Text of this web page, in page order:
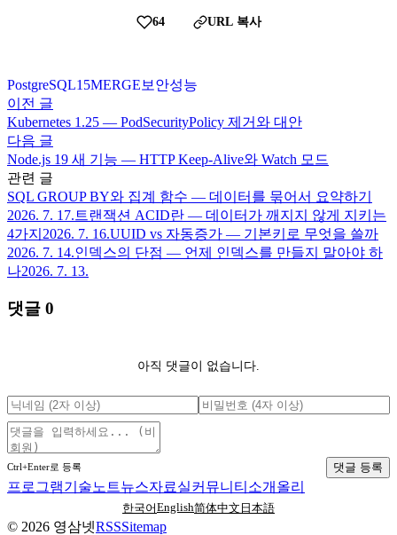
64 URL 복사
PostgreSQL15MERGE 보안성능
이전 글
Kubernetes 1.25 — PodSecurityPolicy 제거와 대안
다음 글
Node.js 19 새 기능 — HTTP Keep-Alive와 Watch 모드
관련 글
SQL GROUP BY와 집계 함수 — 데이터를 묶어서 요약하기
2026. 7. 17. 트랜잭션 ACID란 — 데이터가 깨지지 않게 지키는
4가지 2026. 7. 16.UUID vs 자동증가 — 기본키로 무엇을 쓸까
2026. 7. 14.인덱스의 단점 — 언제 인덱스를 만들지 말아야 하
나2026. 7. 13.
댓글 0
아직 댓글이 없습니다.
Ctrl+Enter로 등록 댓글 등록
프로그램기술노트뉴스자료실커뮤니티 소개 올리
한국어English简体中文 日本語
© 2026 영삼넷RSSSitemap